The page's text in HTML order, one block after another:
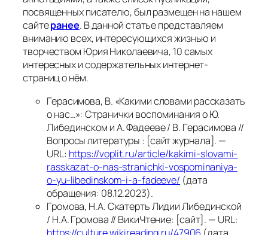
посвященных писателю, был размещен на нашем
сайтеранее. В данной статье представляем
вниманию всех, интересующихся жизнью и
творчеством Юрия Николаевича, 10 самых
интересных и содержательных интернет-
страниц о нём.
Герасимова, В. «Какими словами рассказать
о нас…»: Странички воспоминания о Ю.
Либединском и А. Фадееве / В. Герасимова //
Вопросы литературы : [сайт журнала]. —
URL: https://voplit.ru/article/kakimi-slovami-
rasskazat-o-nas-stranichki-vospominaniya-
o-yu-libedinskom-i-a-fadeeve/ (дата
обращения: 08.12.2023).
Громова, Н.А. Скатерть Лидии Либединской
/ Н.А. Громова // ВикиЧтение: [сайт]. — URL: